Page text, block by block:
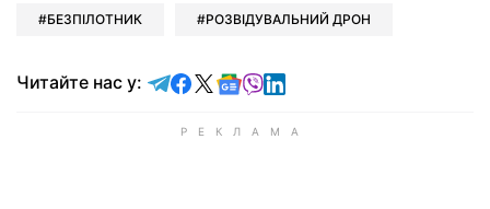
БЕЗПІЛОТНИК РОЗВІДУВАЛЬНИЙ ДРОН
Читайте нас у: Читайте у Telegram
Читайте у Facebook
Читайте у X
Читайте у Google news
Читайте у Viber
Читайте у LinkedIn